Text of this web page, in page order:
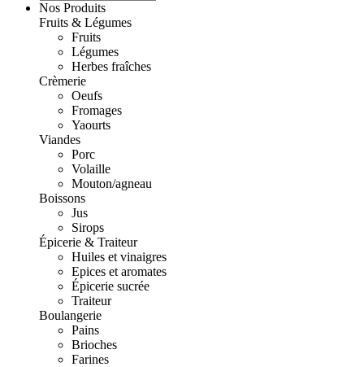
Nos Produits
Fruits & Légumes
Fruits
Légumes
Herbes fraîches
Crèmerie
Oeufs
Fromages
Yaourts
Viandes
Porc
Volaille
Mouton/agneau
Boissons
Jus
Sirops
Épicerie & Traiteur
Huiles et vinaigres
Epices et aromates
Épicerie sucrée
Traiteur
Boulangerie
Pains
Brioches
Farines